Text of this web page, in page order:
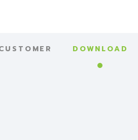
DOWNLOAD